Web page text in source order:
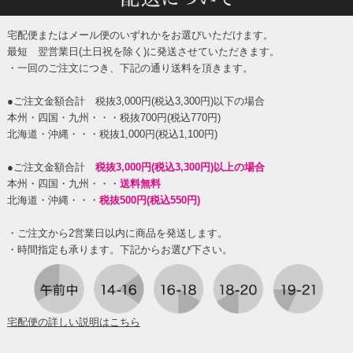
宅配便またはメール便のいずれかをお選びいただけます。
最短 翌営業日(土日祝を除く)に発送させていただきます。
・一回のご注文につき、下記の通り送料を頂きます。
●ご注文金額合計 税抜3,000円(税込3,300円)以下の場合
本州・四国・九州・・・税抜700円(税込770円)
北海道・沖縄・・・税抜1,000円(税込1,100円)
●ご注文金額合計 税抜3,000円(税込3,300円)以上の場合
本州・四国・九州・・・ 送料無料
北海道・沖縄・・・ 税抜500円(税込550円)
・ご注文から2営業日以内に商品を発送します。
・時間指定も承ります。下記からお選び下さい。
宅配便の詳しい説明はこちら